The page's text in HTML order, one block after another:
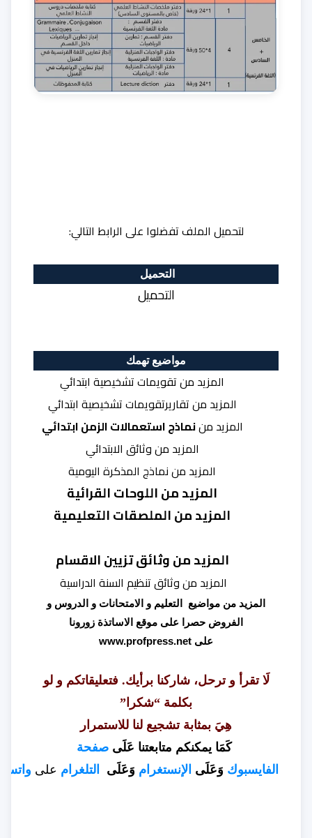
لتحميل الملف تفضلوا على الرابط التالي:
التحميل
التحميل
مواضيع تهمك
المزيد منتقويمات تشخيصية ابتدائي
المزيد منتقاريرتقويمات تشخيصية ابتدائي
المزيد مننماذج استعمالات الزمن ابتدائي
المزيد منوثائق الابتدائي
المزيد مننماذج المذكرة اليومية
المزيد مناللوحات القرائية
المزيد منالملصقات التعليمية
المزيد منوثائق تزيين الاقسام
المزيد منوثائق تنظيم السنة الدراسية
المزيد من مواضيع التعليم و الامتحانات و الدروس و
الفروض حصرا على موقع الاساتذة زورونا
على www.profpress.net
لَا تقرأ و ترحل، شاركنا برأيك. فتعليقاتكم و لو
بكلمة “شكرا”
هِيَ بمثابة تشجيع لنا للاستمرار
كَمَا يمكنكم متابعتنا عَلَى صفحة
الفايسبوك وَعَلَى الإنستغرام وَعَلَى التلغرام على